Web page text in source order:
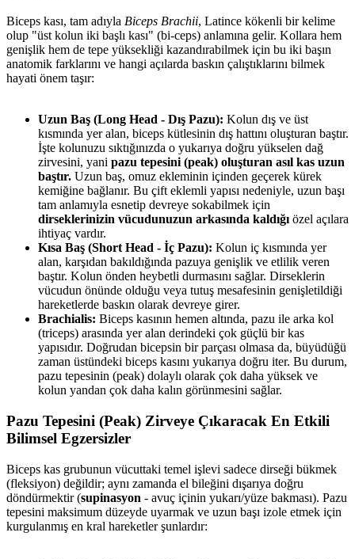
Biceps kası, tam adıyla Biceps Brachii, Latince kökenli bir kelime
olup "üst kolun iki başlı kası" (bi-ceps) anlamına gelir. Kollara hem
genişlik hem de tepe yüksekliği kazandırabilmek için bu iki başın
anatomik farklarını ve hangi açılarda baskın çalıştıklarını bilmek
hayati önem taşır:
Uzun Baş (Long Head - Dış Pazu): Kolun dış ve üst
kısmında yer alan, biceps kütlesinin dış hattını oluşturan baştır.
İşte kolunuzu sıktığınızda o yukarıya doğru yükselen dağ
zirvesini, yani pazu tepesini (peak) oluşturan asıl kas uzun
baştır. Uzun baş, omuz ekleminin içinden geçerek kürek
kemiğine bağlanır. Bu çift eklemli yapısı nedeniyle, uzun başı
tam anlamıyla esnetip devreye sokabilmek için
dirseklerinizin vücudunuzun arkasında kaldığı özel açılara
ihtiyaç vardır.
Kısa Baş (Short Head - İç Pazu): Kolun iç kısmında yer
alan, karşıdan bakıldığında pazuya genişlik ve etlilik veren
baştır. Kolun önden heybetli durmasını sağlar. Dirseklerin
vücudun önünde olduğu veya tutuş mesafesinin genişletildiği
hareketlerde baskın olarak devreye girer.
Brachialis: Biceps kasının hemen altında, pazu ile arka kol
(triceps) arasında yer alan derindeki çok güçlü bir kas
yapısıdır. Doğrudan bicepsin bir parçası olmasa da, büyüdüğü
zaman üstündeki biceps kasını yukarıya doğru iter. Bu durum,
pazu tepesinin (peak) dolaylı olarak çok daha yüksek ve
kolun yandan çok daha kalın görünmesini sağlar.
Pazu Tepesini (Peak) Zirveye Çıkaracak En Etkili
Bilimsel Egzersizler​
Biceps kas grubunun vücuttaki temel işlevi sadece dirseği bükmek
(fleksiyon) değildir; aynı zamanda el bileğini dışarıya doğru
döndürmektir (supinasyon - avuç içinin yukarı/yüze bakması). Pazu
tepesini maksimum düzeyde uyarmak ve uzun başı izole etmek için
kurgulanmış en kral hareketler şunlardır: